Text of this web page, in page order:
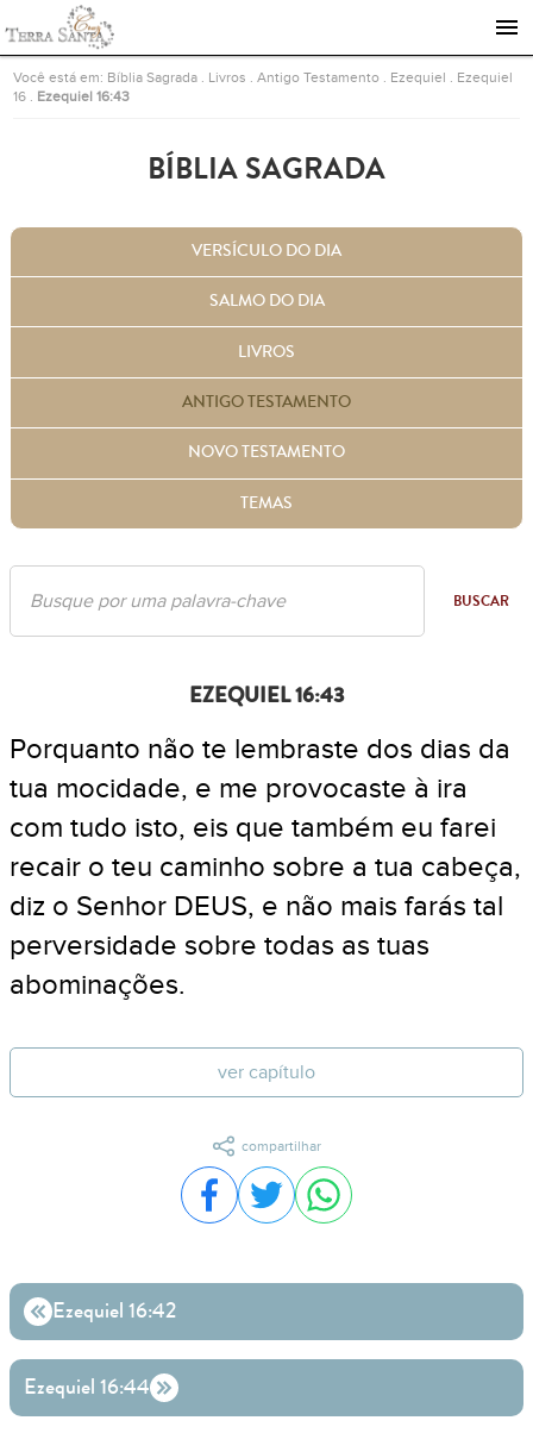
Ir para a página inicial
Você está em: Bíblia Sagrada Livros .Antigo Testamento Ezequiel
Ezequiel
16
Ezequiel 16:43
BÍBLIA SAGRADA
VERSÍCULO DO DIA
SALMO DO DIA
LIVROS
ANTIGO TESTAMENTO
NOVO TESTAMENTO
TEMAS
BUSCAR
EZEQUIEL 16:43
Porquanto não te lembraste dos dias da
tua mocidade, e me provocaste à ira
com tudo isto, eis que também eu farei
recair o teu caminho sobre a tua cabeça,
diz o Senhor DEUS, e não mais farás tal
perversidade sobre todas as tuas
abominações.
ver capítulo
compartilhar
Compartilhar no Facebook
Compartilhar no Twitter
Compartilhar no
Ezequiel 16:42
Ezequiel 16:44